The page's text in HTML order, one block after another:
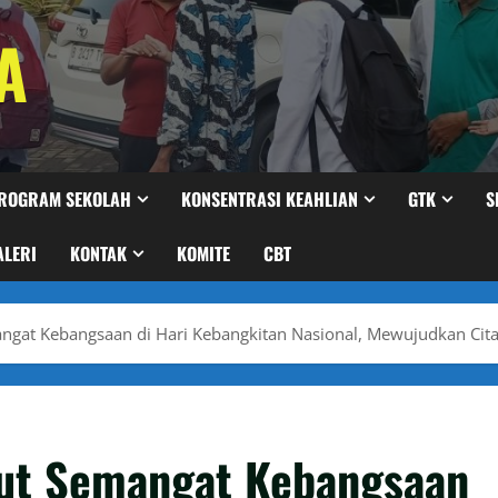
SEKOLAH KONSENTRASI KEAHLIAN GTK
KONTAK KOMITE CBT
Kebangsaan di Hari Kebangkitan Nasional, Mewujudkan
Semangat Kebangsaan